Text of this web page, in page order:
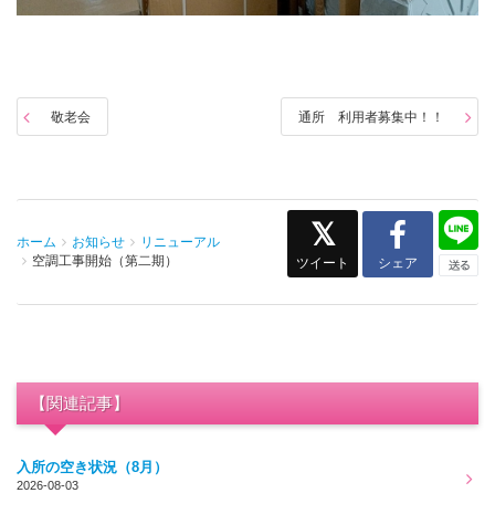
通所 利用者募集中！！
敬老会
ツイート シェア
ホーム お知らせ
リニューアル
空調工事開始（第二期）
【関連記事】
入所の空き状況（8月）
2026-08-03